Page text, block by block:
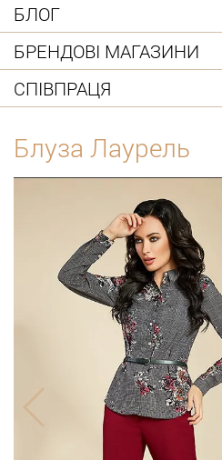
БЛОГ
БРЕНДОВІ МАГАЗИНИ
СПІВПРАЦЯ
Блуза Лаурель